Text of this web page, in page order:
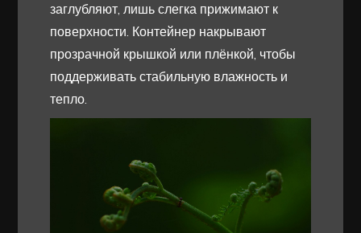
заглубляют, лишь слегка прижимают к
поверхности. Контейнер накрывают
прозрачной крышкой или плёнкой, чтобы
поддерживать стабильную влажность и
тепло.